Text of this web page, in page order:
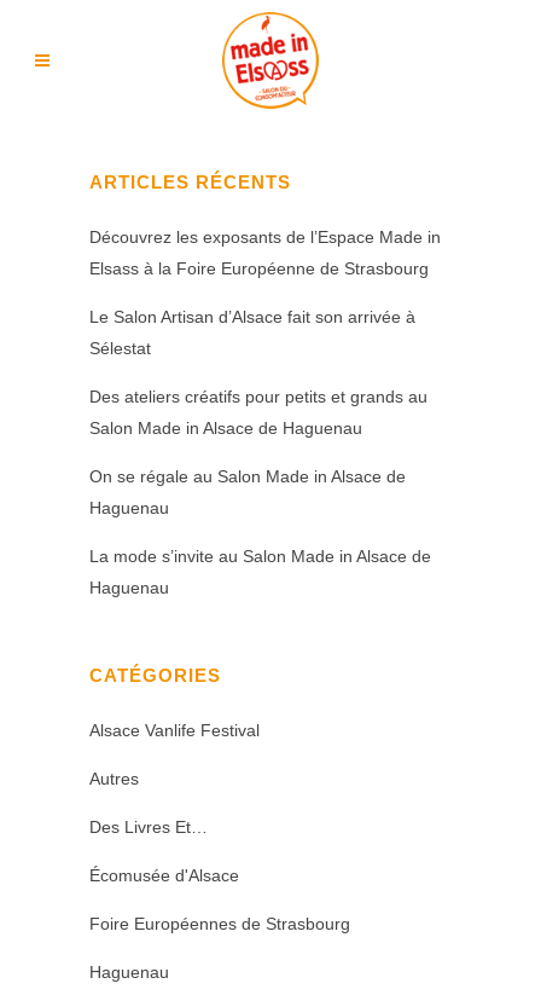
ARTICLES RÉCENTS
Découvrez les exposants de l’Espace Made in
Elsass à la Foire Européenne de Strasbourg
Le Salon Artisan d’Alsace fait son arrivée à
Sélestat
Des ateliers créatifs pour petits et grands au
Salon Made in Alsace de Haguenau
On se régale au Salon Made in Alsace de
Haguenau
La mode s’invite au Salon Made in Alsace de
Haguenau
CATÉGORIES
Alsace Vanlife Festival
Autres
Des Livres Et…
Écomusée d'Alsace
Foire Européennes de Strasbourg
Haguenau